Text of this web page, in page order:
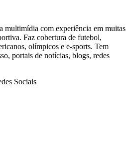
multimídia com experiência em muitas
Faz cobertura de futebol,
olímpicos e e-sports. Tem
portais de notícias, blogs, redes
Sociais